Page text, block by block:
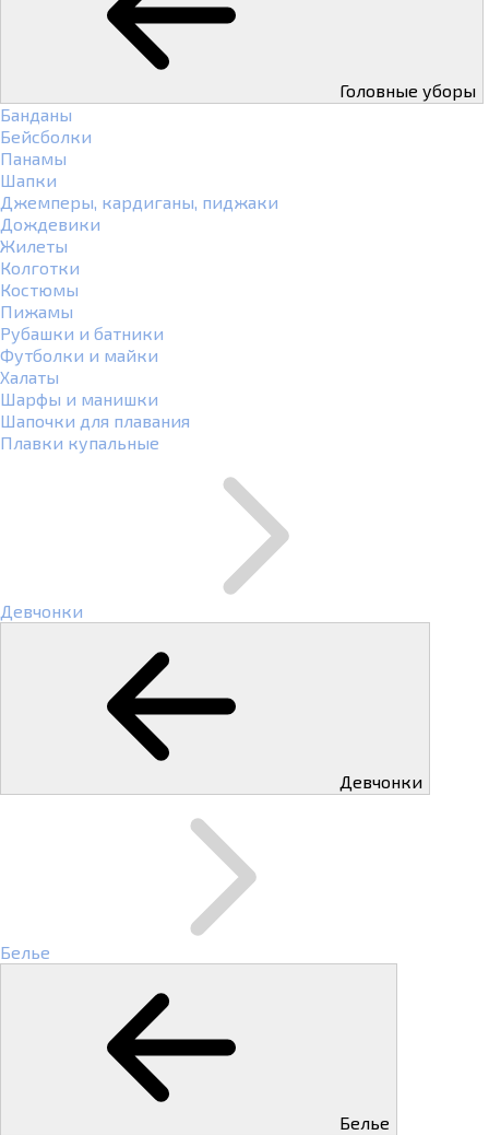
Головные уборы
Банданы
Бейсболки
Панамы
Шапки
Джемперы, кардиганы, пиджаки
Дождевики
Жилеты
Колготки
Костюмы
Пижамы
Рубашки и батники
Футболки и майки
Халаты
Шарфы и манишки
Шапочки для плавания
Плавки купальные
Девчонки
Девчонки
Белье
Белье